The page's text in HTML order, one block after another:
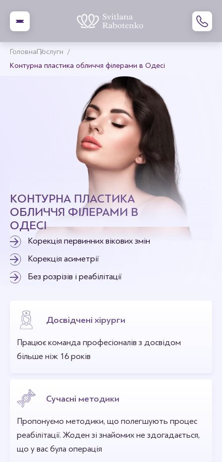
ГоловнаПослуги
Контурна пластика обличчя філерами в Одесі
КОНТУРНА ПЛАСТИКА
ОБЛИЧЧЯ ФІЛЕРАМИ В
ОДЕСІ
Корекція первинних вікових змін
Корекція асиметрії
Без розрізів і реабілітації
Досвідчені хірурги
Працює команда професіоналів з досвідом
більше ніж 16 років
Сучасні методики
Пропонуємо методики, що полегшують процес
реабілітації. Жоден зі знайомих не здогадається,
що у вас була операція